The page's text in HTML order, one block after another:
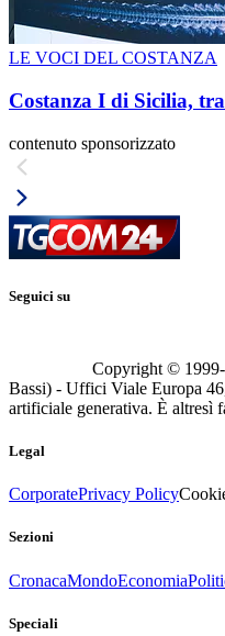
LE VOCI DEL COSTANZA
Costanza I di Sicilia,
contenuto sponsorizzato
Seguici su
Copyright © 1999-
Bassi) - Uffici Viale Europa
artificiale generativa. È altresì
Legal
CorporatePrivacy Policy
Sezioni
CronacaMondoEconomia
Speciali